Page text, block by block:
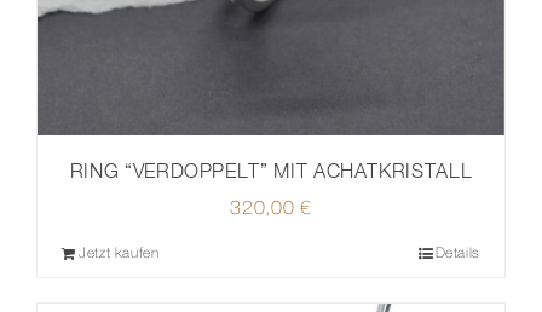
RING “VERDOPPELT” MIT ACHATKRISTALL
320,00 €
Jetzt kaufen Details